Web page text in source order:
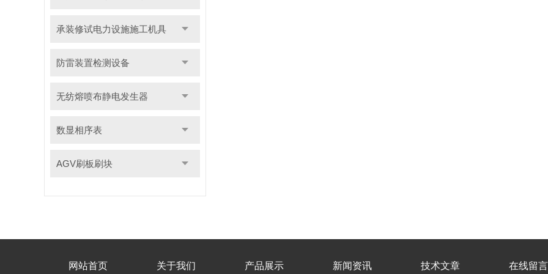
承装修试电力设施施工机具
防雷装置检测设备
无纺熔喷布静电发生器
数显相序表
AGV刷板刷块
网站首页 关于我们 产品展示 新闻资讯 技术文章 在线留言